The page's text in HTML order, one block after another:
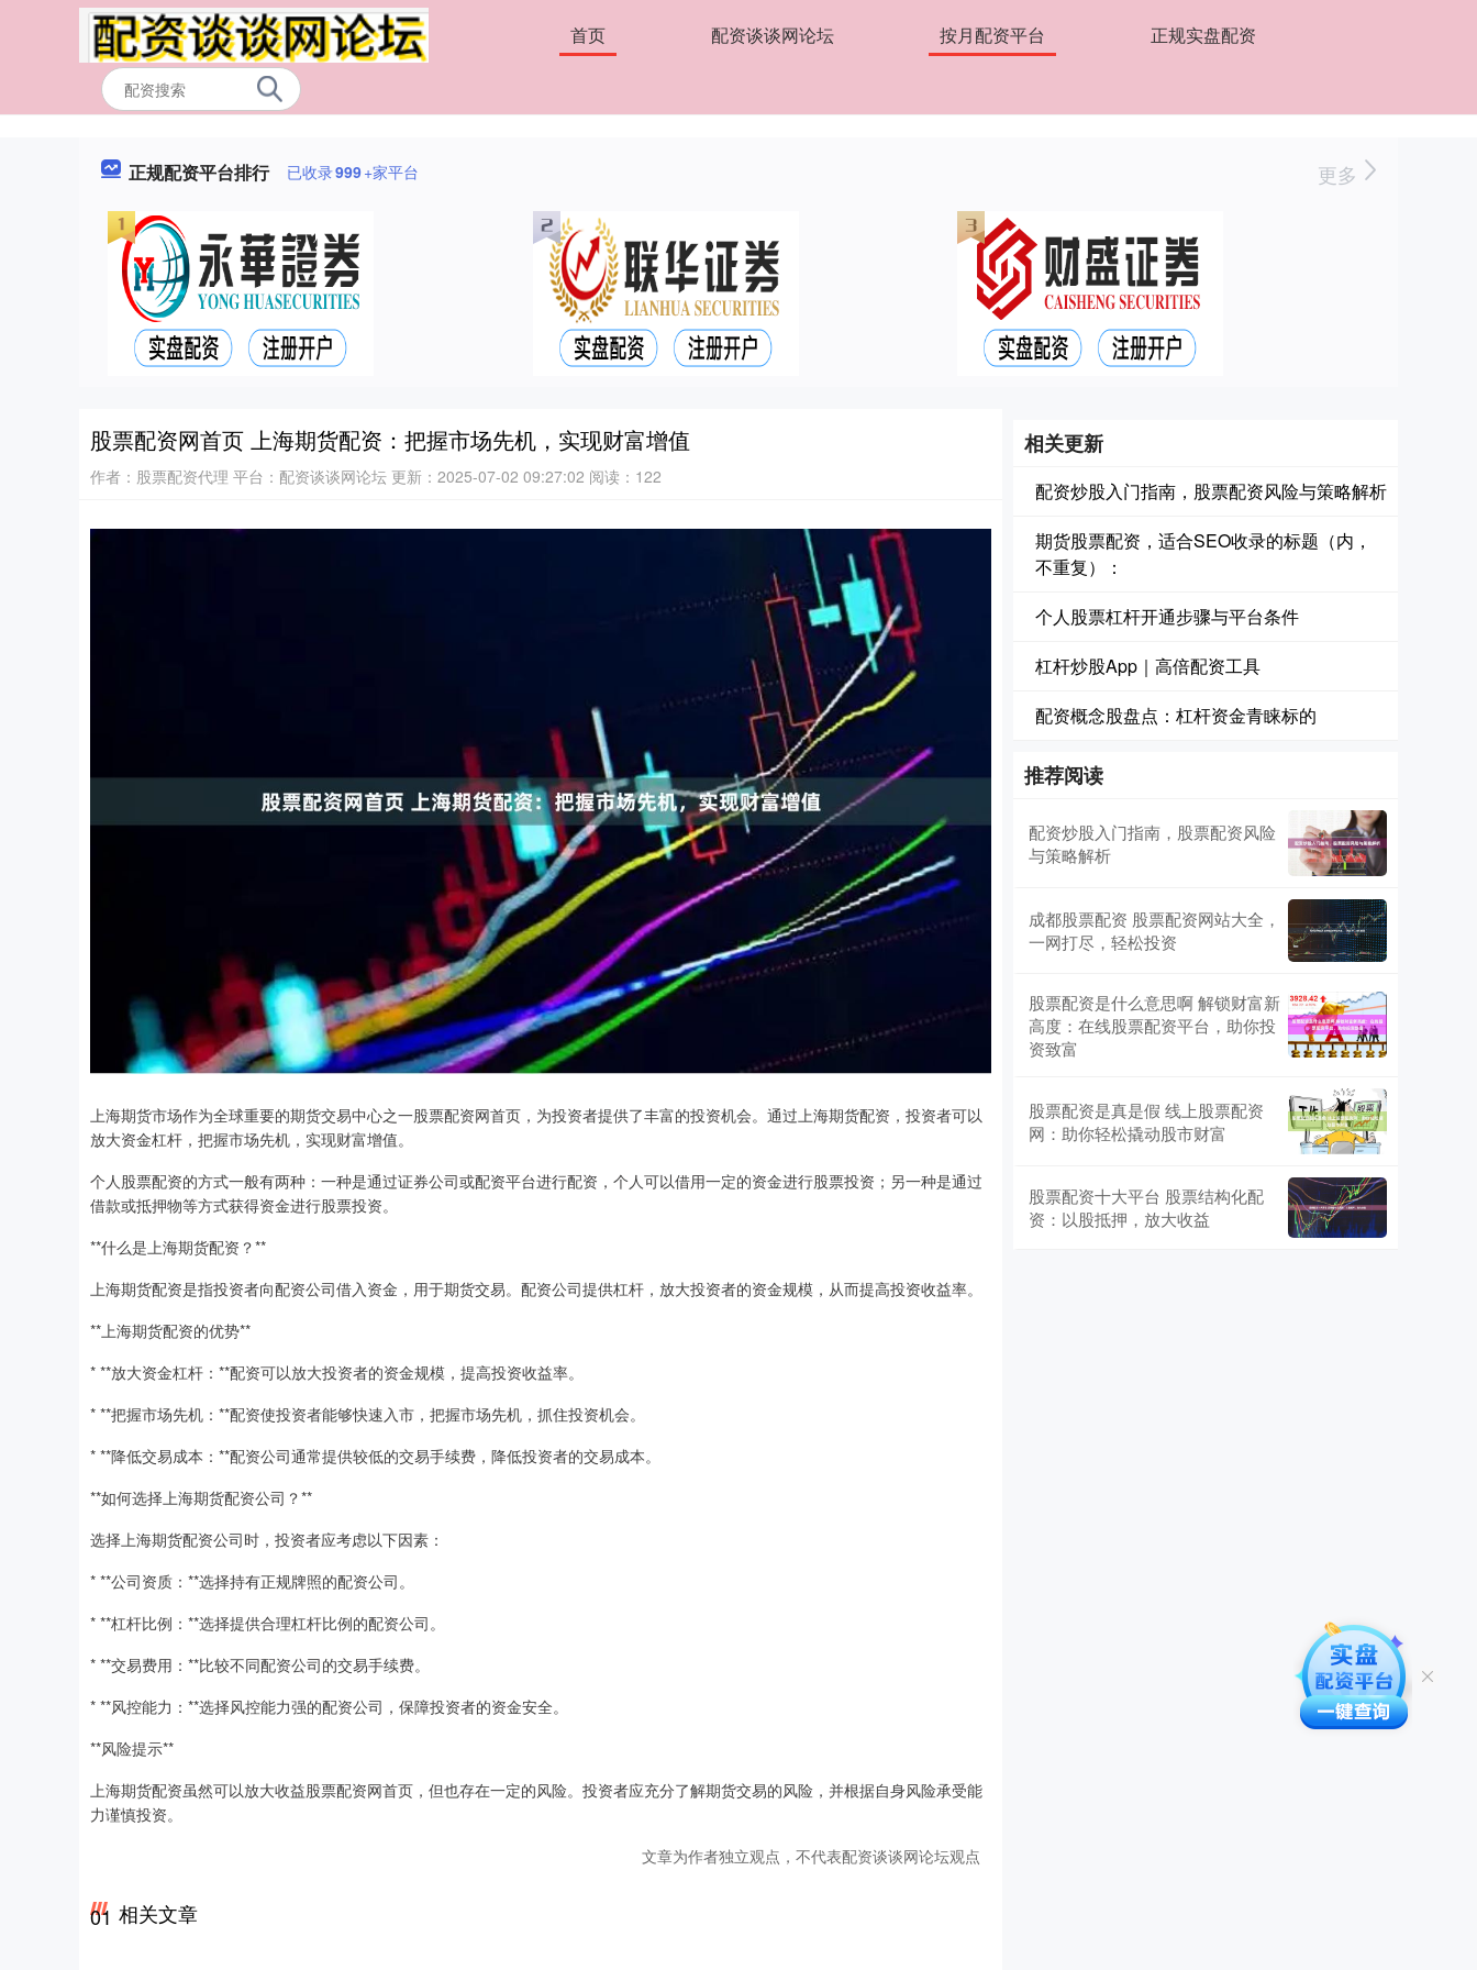
首页 配资谈谈网论坛 按月配资平台 正规实盘配资
正规配资平台排行 已收录999+家平台 更多
股票配资网首页 上海期货配资：把握市场先机，实现财富增值
作者：股票配资代理 平台：配资谈谈网论坛 更新：2025-07-02 09:27:02 阅读：122
上海期货市场作为全球重要的期货交易中心之一股票配资网首页，为投资者提供了丰富的投资机会。通过上海期货配资，投资者可以
放大资金杠杆，把握市场先机，实现财富增值。
个人股票配资的方式一般有两种：一种是通过证券公司或配资平台进行配资，个人可以借用一定的资金进行股票投资；另一种是通过
借款或抵押物等方式获得资金进行股票投资。
**什么是上海期货配资？**
上海期货配资是指投资者向配资公司借入资金，用于期货交易。配资公司提供杠杆，放大投资者的资金规模，从而提高投资收益率。
**上海期货配资的优势**
* **放大资金杠杆：**配资可以放大投资者的资金规模，提高投资收益率。
* **把握市场先机：**配资使投资者能够快速入市，把握市场先机，抓住投资机会。
* **降低交易成本：**配资公司通常提供较低的交易手续费，降低投资者的交易成本。
**如何选择上海期货配资公司？**
选择上海期货配资公司时，投资者应考虑以下因素：
* **公司资质：**选择持有正规牌照的配资公司。
* **杠杆比例：**选择提供合理杠杆比例的配资公司。
* **交易费用：**比较不同配资公司的交易手续费。
* **风控能力：**选择风控能力强的配资公司，保障投资者的资金安全。
**风险提示**
上海期货配资虽然可以放大收益股票配资网首页，但也存在一定的风险。投资者应充分了解期货交易的风险，并根据自身风险承受能
力谨慎投资。
文章为作者独立观点，不代表配资谈谈网论坛观点
01 相关文章
相关更新
配资炒股入门指南，股票配资风险与策略解析
期货股票配资，适合SEO收录的标题（内，
不重复）：
个人股票杠杆开通步骤与平台条件
杠杆炒股App｜高倍配资工具
配资概念股盘点：杠杆资金青睐标的
推荐阅读
配资炒股入门指南，股票配资风险
与策略解析
成都股票配资 股票配资网站大全，
一网打尽，轻松投资
股票配资是什么意思啊 解锁财富新
高度：在线股票配资平台，助你投
资致富
股票配资是真是假 线上股票配资
网：助你轻松撬动股市财富
股票配资十大平台 股票结构化配
资：以股抵押，放大收益